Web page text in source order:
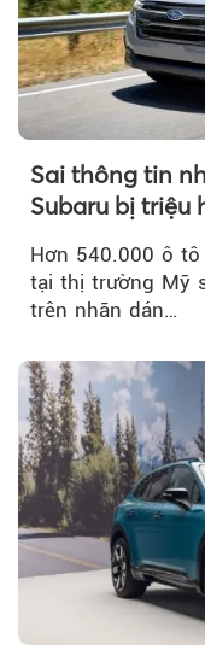
Sai thông tin
Subaru bị triệu
Hơn 540.000 ô
tại thị trường Mỹ
trên nhãn dán…